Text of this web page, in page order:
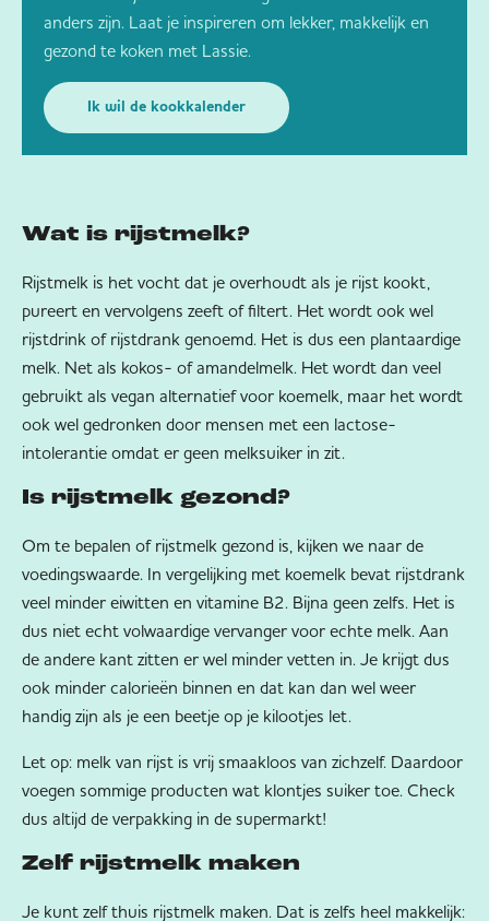
anders zijn. Laat je inspireren om lekker, makkelijk en
gezond te koken met Lassie.
Ik wil de kookkalender
Wat is rijstmelk?
Rijstmelk is het vocht dat je overhoudt als je rijst kookt,
pureert en vervolgens zeeft of filtert. Het wordt ook wel
rijstdrink of rijstdrank genoemd. Het is dus een plantaardige
melk. Net als kokos- of amandelmelk. Het wordt dan veel
gebruikt als vegan alternatief voor koemelk, maar het wordt
ook wel gedronken door mensen met een lactose-
intolerantie omdat er geen melksuiker in zit.
Is rijstmelk gezond?
Om te bepalen of rijstmelk gezond is, kijken we naar de
voedingswaarde. In vergelijking met koemelk bevat rijstdrank
veel minder eiwitten en vitamine B2. Bijna geen zelfs. Het is
dus niet echt volwaardige vervanger voor echte melk. Aan
de andere kant zitten er wel minder vetten in. Je krijgt dus
ook minder calorieën binnen en dat kan dan wel weer
handig zijn als je een beetje op je kilootjes let.
Let op: melk van rijst is vrij smaakloos van zichzelf. Daardoor
voegen sommige producten wat klontjes suiker toe. Check
dus altijd de verpakking in de supermarkt!
Zelf rijstmelk maken
Je kunt zelf thuis rijstmelk maken. Dat is zelfs heel makkelijk: